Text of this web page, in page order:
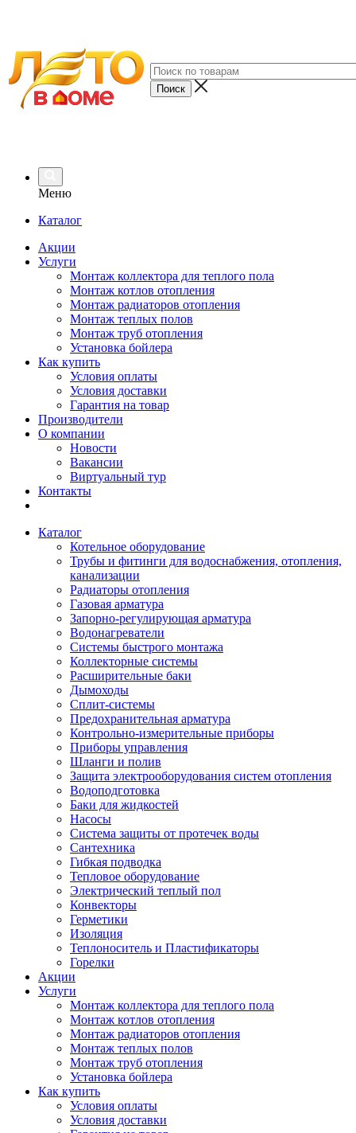
Меню
Каталог
Акции
Услуги
Монтаж коллектора для теплого пола
Монтаж котлов отопления
Монтаж радиаторов отопления
Монтаж теплых полов
Монтаж труб отопления
Установка бойлера
Как купить
Условия оплаты
Условия доставки
Гарантия на товар
Производители
О компании
Новости
Вакансии
Виртуальный тур
Контакты
Каталог
Котельное оборудование
Трубы и фитинги для водоснабжения, отопления,
канализации
Радиаторы отопления
Газовая арматура
Запорно-регулирующая арматура
Водонагреватели
Системы быстрого монтажа
Коллекторные системы
Расширительные баки
Дымоходы
Сплит-системы
Предохранительная арматура
Контрольно-измерительные приборы
Приборы управления
Шланги и полив
Защита электрооборудования систем отопления
Водоподготовка
Баки для жидкостей
Насосы
Система защиты от протечек воды
Сантехника
Гибкая подводка
Тепловое оборудование
Электрический теплый пол
Конвекторы
Герметики
Изоляция
Теплоноситель и Пластификаторы
Горелки
Акции
Услуги
Монтаж коллектора для теплого пола
Монтаж котлов отопления
Монтаж радиаторов отопления
Монтаж теплых полов
Монтаж труб отопления
Установка бойлера
Как купить
Условия оплаты
Условия доставки